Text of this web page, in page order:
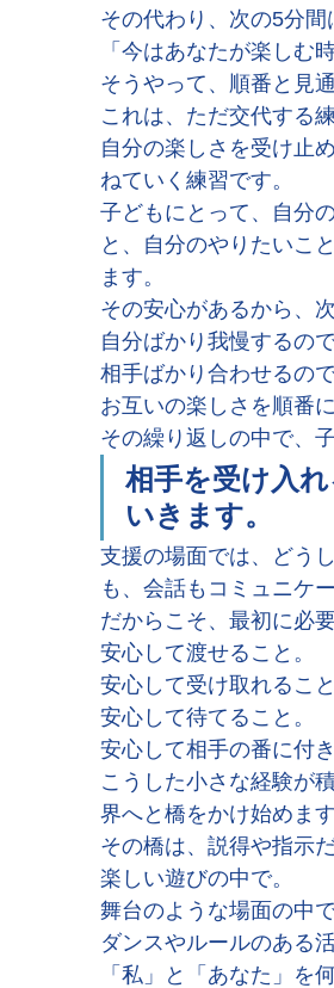
その代わり、次の5分間
「今はあなたが楽しむ
そうやって、順番と見
これは、ただ交代する
自分の楽しさを受け止
ねていく練習です。
子どもにとって、自分
と、自分のやりたいこ
ます。
その安心があるから、
自分ばかり我慢するので
相手ばかり合わせるので
お互いの楽しさを順番
その繰り返しの中で、
相手を受け入
いきます。
支援の場面では、どう
も、会話もコミュニケ
だからこそ、最初に必
安心して渡せること。
安心して受け取れること
安心して待てること。
安心して相手の番に付
こうした小さな経験が
界へと橋をかけ始めます
その橋は、説得や指示
楽しい遊びの中で。
舞台のような場面の中で
ダンスやルールのある
「私」と「あなた」を